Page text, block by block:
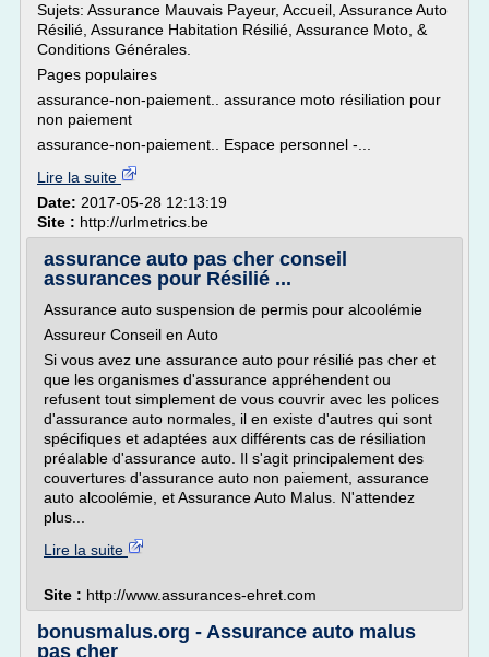
Sujets: Assurance Mauvais Payeur, Accueil, Assurance Auto
Résilié, Assurance Habitation Résilié, Assurance Moto, &
Conditions Générales.
Pages populaires
assurance-non-paiement.. assurance moto résiliation pour
non paiement
assurance-non-paiement.. Espace personnel -...
Lire la suite
Date: 2017-05-28 12:13:19
Site : http://urlmetrics.be
assurance auto pas cher conseil
assurances pour Résilié ...
Assurance auto suspension de permis pour alcoolémie
Assureur Conseil en Auto
Si vous avez une assurance auto pour résilié pas cher et
que les organismes d'assurance appréhendent ou
refusent tout simplement de vous couvrir avec les polices
d'assurance auto normales, il en existe d'autres qui sont
spécifiques et adaptées aux différents cas de résiliation
préalable d'assurance auto. Il s'agit principalement des
couvertures d'assurance auto non paiement, assurance
auto alcoolémie, et Assurance Auto Malus. N'attendez
plus...
Lire la suite
Site : http://www.assurances-ehret.com
bonusmalus.org - Assurance auto malus
pas cher